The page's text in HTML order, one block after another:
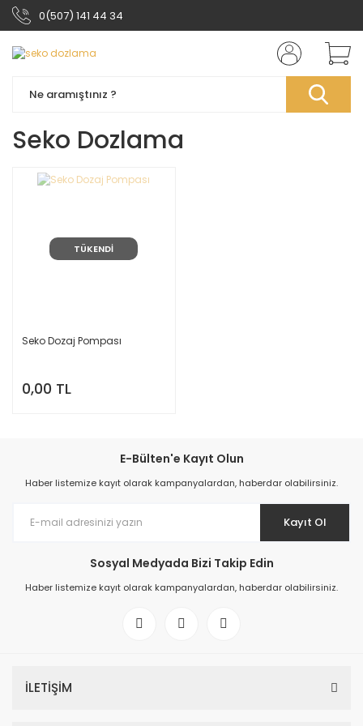
0(507) 141 44 34
Seko Dozlama
TÜKENDİ
Seko Dozaj Pompası
0,00 TL
E-Bülten'e Kayıt Olun
Haber listemize kayıt olarak kampanyalardan, haberdar olabilirsiniz.
Kayıt Ol
Sosyal Medyada Bizi Takip Edin
Haber listemize kayıt olarak kampanyalardan, haberdar olabilirsiniz.
İLETİŞİM